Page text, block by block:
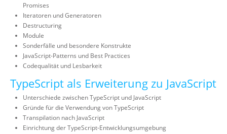
Promises
Iteratoren und Generatoren
Destructuring
Module
Sonderfälle und besondere Konstrukte
JavaScript-Patterns und Best Practices
Codequalität und Lesbarkeit
TypeScript als Erweiterung zu JavaScript
Unterschiede zwischen TypeScript und JavaScript
Gründe für die Verwendung von TypeScript
Transpilation nach JavaScript
Einrichtung der TypeScript-Entwicklungsumgebung